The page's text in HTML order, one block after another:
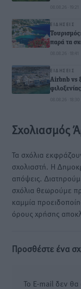
08.08.26 · 19:21
ΕΙΔΉΣΕΙΣ
παρά τα
08.08.26 · 18:41
ΕΙΔΉΣΕΙΣ
Airbnb vs
φιλοξενίας
08.08.26 · 18:30
Σχολιασμός
Τα σχόλια
σχολιαστή. Η
απόψεις.
σχόλια θεωρούμε
καμμία
όρους χρήσης
Προσθέστε ένα
Το E-mail δεν θα